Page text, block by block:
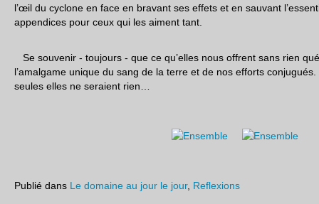
l’œil du cyclone en face en bravant ses effets et en sauvant
appendices pour ceux qui les aiment tant.
Se souvenir - toujours - que ce qu’elles nous offrent sans rien
l’amalgame unique du sang de la terre et de nos efforts
seules elles ne seraient rien…
Publié dans Le domaine au jour le jour, Reflexions